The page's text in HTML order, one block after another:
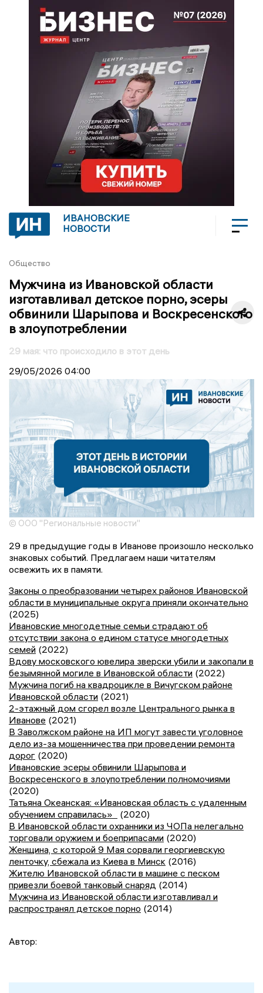
ИВАНОВСКИЕ
НОВОСТИ
Общество
Мужчина из Ивановской области
изготавливал детское порно, эсеры
обвинили Шарыпова и Воскресенского
в злоупотреблении
29 мая: что происходило в этот день
29/05/2026 04:00
© ООО "Региональные новости"
29 в предыдущие годы в Иванове произошло несколько
знаковых событий. Предлагаем наши читателям
освежить их в памяти.
Законы о преобразовании четырех районов Ивановской
области в муниципальные округа приняли окончательно
(2025)
Ивановские многодетные семьи страдают об
отсутствии закона о едином статусе многодетных
семей (2022)
Вдову московского ювелира зверски убили и закопали в
безымянной могиле в Ивановской области (2022)
Мужчина погиб на квадроцикле в Вичугском районе
Ивановской области (2021)
2-этажный дом сгорел возле Центрального рынка в
Иванове (2021)
В Заволжском районе на ИП могут завести уголовное
дело из-за мошенничества при проведении ремонта
дорог (2020)
Ивановские эсеры обвинили Шарыпова и
Воскресенского в злоупотреблении полномочиями
(2020)
Татьяна Океанская: «Ивановская область с удаленным
обучением справилась»
(2020)
В Ивановской области охранники из ЧОПа нелегально
торговали оружием и боеприпасами (2020)
Женщина, с которой 9 Мая сорвали георгиевскую
ленточку, сбежала из Киева в Минск (2016)
Жителю Ивановской области в машине с песком
привезли боевой танковый снаряд (2014)
Мужчина из Ивановской области изготавливал и
распространял детское порно (2014)
Автор: